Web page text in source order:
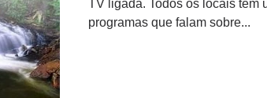
TV ligada. Todos os locais têm
programas que falam sobre...